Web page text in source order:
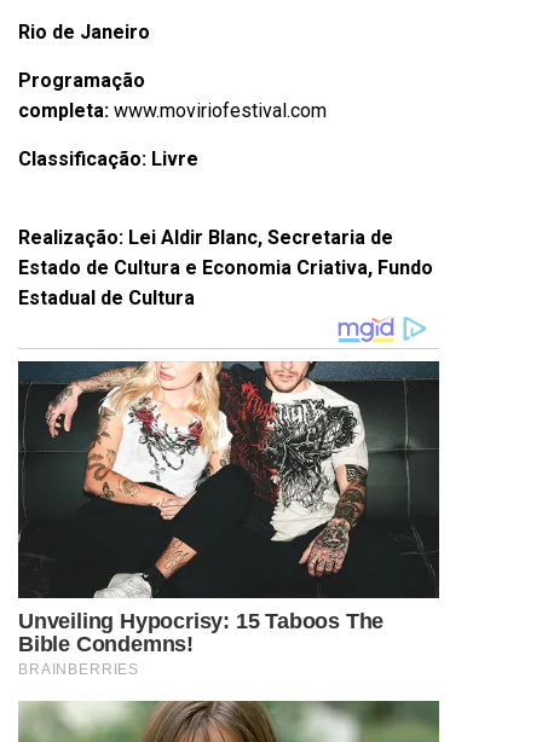
Rio de Janeiro
Programação
completa: www.moviriofestival.com
Classificação: Livre
Realização: Lei Aldir Blanc, Secretaria de
Estado de Cultura e Economia Criativa, Fundo
Estadual de Cultura